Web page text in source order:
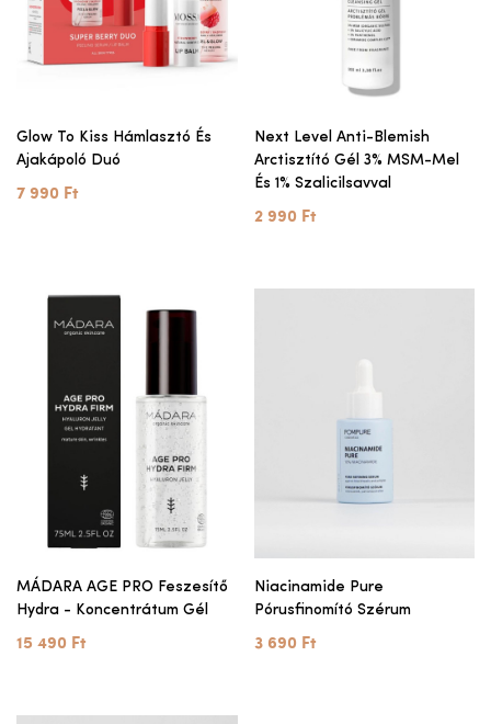
Glow To Kiss Hámlasztó És
Ajakápoló Duó
7 990 Ft
Next Level Anti-Blemish
Arctisztító Gél 3% MSM-Mel
És 1% Szalicilsavval
2 990 Ft
MÁDARA AGE PRO Feszesítő
Hydra - Koncentrátum Gél
15 490 Ft
Niacinamide Pure
Pórusfinomító Szérum
3 690 Ft